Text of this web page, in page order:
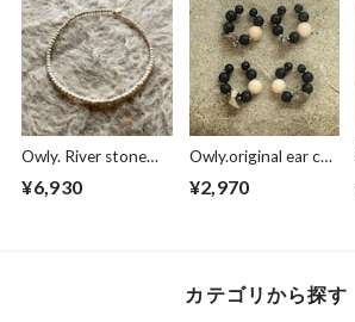
Owly. River stone
¥6,930
Owly.original ear cuff
¥2,970
カテゴリから探す